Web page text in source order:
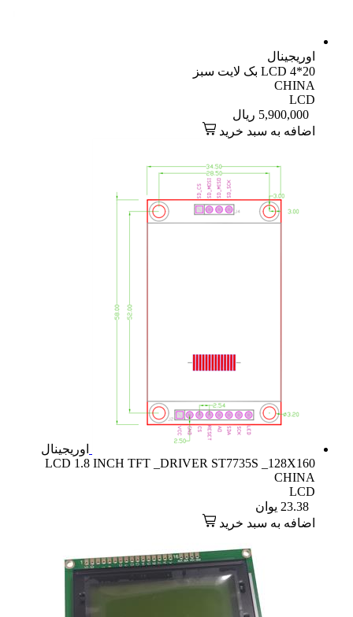
اوریجینال
LCD 4*20 بک لایت سبز
CHINA
LCD
5,900,000 ریال
اضافه به سبد خرید
اوریجینال
LCD 1.8 INCH TFT _DRIVER ST7735S _128X160
CHINA
LCD
23.38 یوان
اضافه به سبد خرید